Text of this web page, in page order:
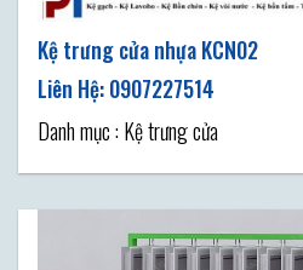
Kệ trưng cửa nhựa KCN02
Danh mục : Kệ trưng cửa